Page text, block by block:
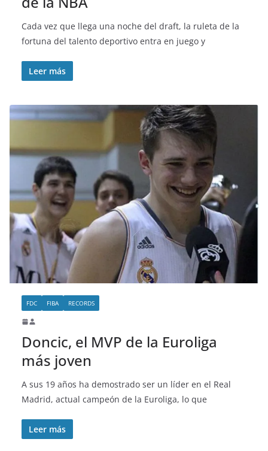
Cada vez que llega una noche del draft, la ruleta de la
fortuna del talento deportivo entra en juego y
Leer más
FDC FIBA RECORDS
Doncic, el MVP de la Euroliga
más joven
A sus 19 años ha demostrado ser un líder en el Real
Madrid, actual campeón de la Euroliga, lo que
Leer más